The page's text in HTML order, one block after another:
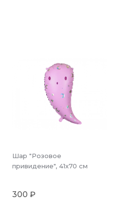
Шар "Розовое
привидение", 41х70 см
300 ₽